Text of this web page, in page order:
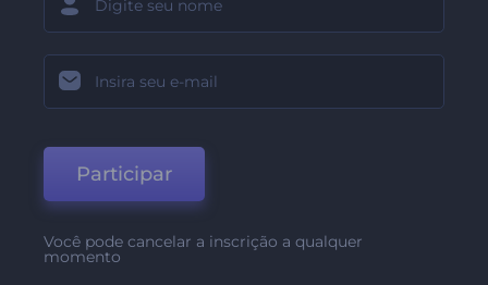
Participar
Você pode cancelar a inscrição a qualquer
momento